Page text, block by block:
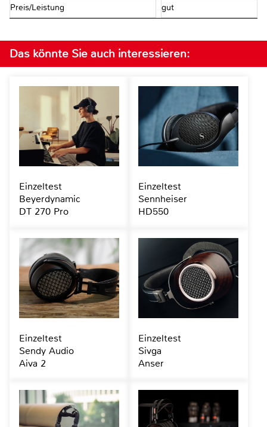
Preis/Leistung gut
Das könnte Sie auch interessieren:
Einzeltest
Beyerdynamic
DT 270 Pro
Einzeltest
Sennheiser
HD550
Einzeltest
Sendy Audio
Aiva 2
Einzeltest
Sivga
Anser